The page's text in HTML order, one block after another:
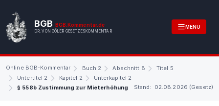
BGB BGB.Kommentar.de
DR. VON GÖLER GESETZESKOMMENTAR
MENU
Online BGB-Kommentar Buch 2 Abschnitt 8
Titel 5
Untertitel 2
Kapitel 2
Unterkapitel 2
§ 558b Zustimmung zur Mieterhöhung
Stand: 02.08.2026 (Gesetz)